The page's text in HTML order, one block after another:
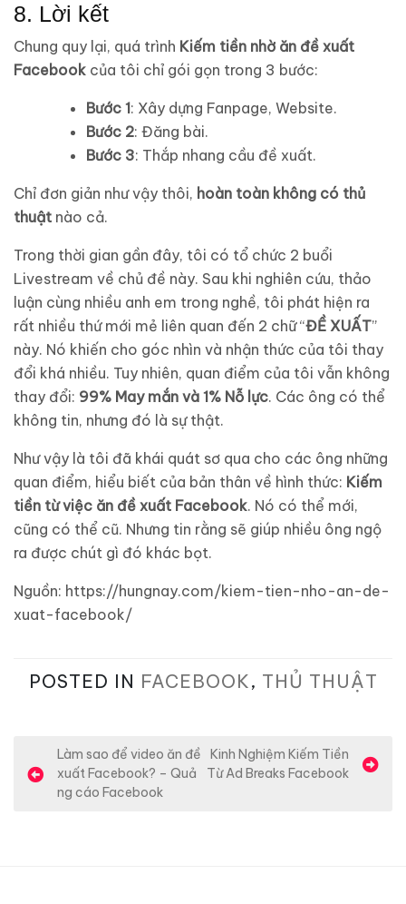
8. Lời kết
Chung quy lại, quá trình Kiếm tiền nhờ ăn đề xuất
Facebook của tôi chỉ gói gọn trong 3 bước:
Bước 1: Xây dựng Fanpage, Website.
Bước 2: Đăng bài.
Bước 3: Thắp nhang cầu đề xuất.
Chỉ đơn giản như vậy thôi, hoàn toàn không có thủ
thuật nào cả.
Trong thời gian gần đây, tôi có tổ chức 2 buổi
Livestream về chủ đề này. Sau khi nghiên cứu, thảo
luận cùng nhiều anh em trong nghề, tôi phát hiện ra
rất nhiều thứ mới mẻ liên quan đến 2 chữ “ĐỀ XUẤT”
này. Nó khiến cho góc nhìn và nhận thức của tôi thay
đổi khá nhiều. Tuy nhiên, quan điểm của tôi vẫn không
thay đổi: 99% May mắn và 1% Nỗ lực. Các ông có thể
không tin, nhưng đó là sự thật.
Như vậy là tôi đã khái quát sơ qua cho các ông những
quan điểm, hiểu biết của bản thân về hình thức: Kiếm
tiền từ việc ăn đề xuất Facebook. Nó có thể mới,
cũng có thể cũ. Nhưng tin rằng sẽ giúp nhiều ông ngộ
ra được chút gì đó khác bọt.
Nguồn: https://hungnay.com/kiem-tien-nho-an-de-
xuat-facebook/
POSTED IN FACEBOOK, THỦ THUẬT
i
Làm sao để video ăn đề
xuất Facebook? – Quả
ng cáo Facebook
Kinh Nghiệm Kiếm Tiền
Từ Ad Breaks Facebook